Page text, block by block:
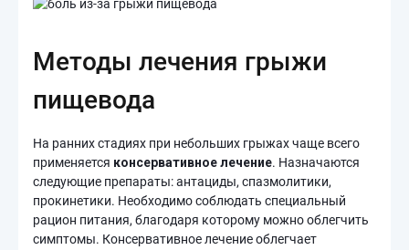
Методы лечения грыжи
пищевода
На ранних стадиях при небольших грыжах чаще всего
применяется консервативное лечение. Назначаются
следующие препараты: антациды, спазмолитики,
прокинетики. Необходимо соблюдать специальный
рацион питания, благодаря которому можно облегчить
симптомы. Консервативное лечение облегчает